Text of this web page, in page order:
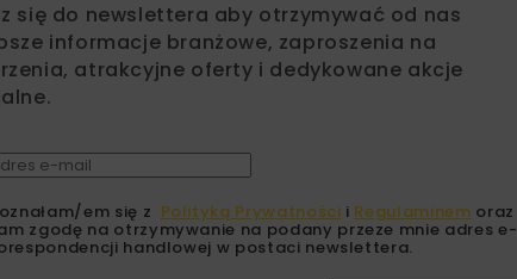
się do newslettera aby otrzymywać od nas
informacje branżowe, zaproszenia na
atrakcyjne oferty i dedykowane akcje
em się z Polityką Prywatności i Regulaminem oraz
zgodę na otrzymywanie na podany przeze mnie adres e-
handlowej w postaci newslettera.